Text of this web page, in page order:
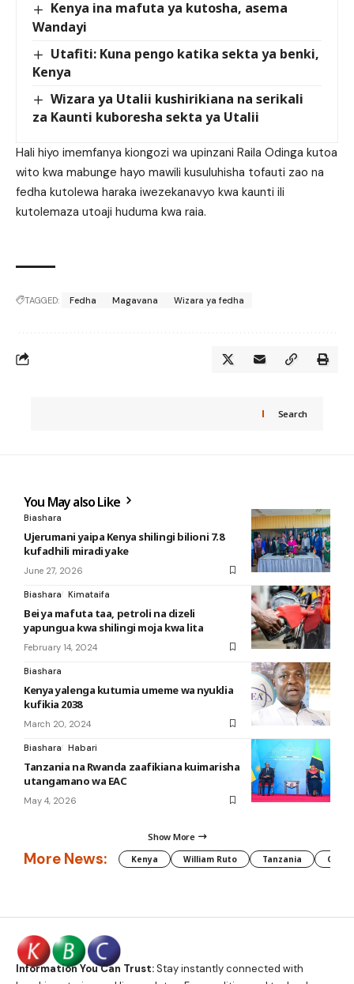
Kenya ina mafuta ya kutosha, asema
Wandayi
Utafiti: Kuna pengo katika sekta ya benki,
Kenya
Wizara ya Utalii kushirikiana na serikali
za Kaunti kuboresha sekta ya Utalii
Hali hiyo imemfanya kiongozi wa upinzani Raila Odinga kutoa
wito kwa mabunge hayo mawili kusuluhisha tofauti zao na
fedha kutolewa haraka iwezekanavyo kwa kaunti ili
kutolemaza utoaji huduma kwa raia.
TAGGED: Fedha Magavana Wizara ya fedha
Search
You May also Like
Biashara
Ujerumani yaipa Kenya shilingi bilioni 7.8
kufadhili miradi yake
June 27, 2026
Biashara Kimataifa
Bei ya mafuta taa, petroli na dizeli
yapungua kwa shilingi moja kwa lita
February 14, 2024
Biashara
Kenya yalenga kutumia umeme wa nyuklia
kufikia 2038
March 20, 2024
Biashara Habari
Tanzania na Rwanda zaafikiana kuimarisha
utangamano wa EAC
May 4, 2026
Show More
More News: Kenya William Ruto Tanzania CAF
Information You Can Trust:Stay instantly connected with